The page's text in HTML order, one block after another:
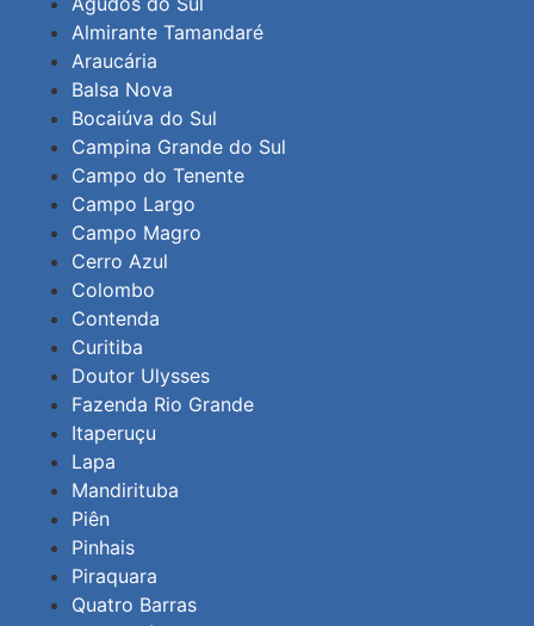
Almirante Tamandaré
Araucária
Balsa Nova
Bocaiúva do Sul
Campina Grande do Sul
Campo do Tenente
Campo Largo
Campo Magro
Cerro Azul
Colombo
Contenda
Curitiba
Doutor Ulysses
Fazenda Rio Grande
Itaperuçu
Lapa
Mandirituba
Piên
Pinhais
Piraquara
Quatro Barras